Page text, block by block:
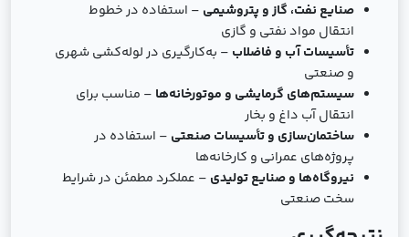
صنایع نفت، گاز و پتروشیمی – استفاده در خطوط
انتقال مواد نفتی و گازی
تأسیسات آب و فاضلاب – به‌کارگیری در لوله‌کشی شهری
و صنعتی
سیستم‌های گرمایشی و موتورخانه‌ها – مناسب برای
انتقال آب داغ و بخار
ساختمان‌سازی و تأسیسات صنعتی – استفاده در
پروژه‌های عمرانی و کارخانه‌ها
نیروگاه‌ها و صنایع تولیدی – عملکرد مطمئن در شرایط
سخت صنعتی